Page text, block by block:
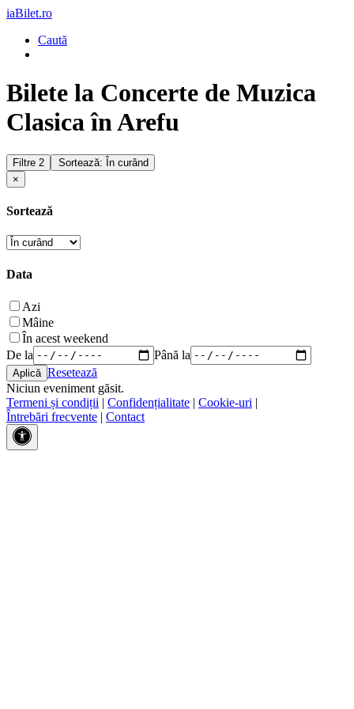
iaBilet.ro
Caută
Bilete la Concerte de Muzica
Clasica în Arefu
Filtre 2
Sortează: În curând
×
Sortează
Data
Azi
Mâine
În acest weekend
De la
Până la
Resetează
Niciun eveniment găsit.
Termeni și condiții | Confidențialitate | Cookie-uri |
Întrebări frecvente | Contact